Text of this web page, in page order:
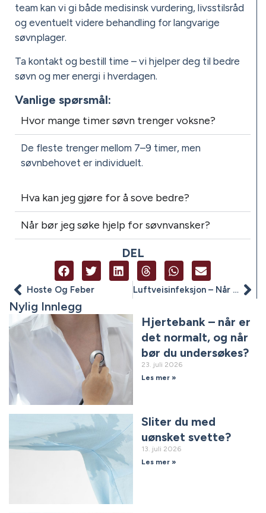
team kan vi gi både medisinsk vurdering, livsstilsråd
og eventuelt videre behandling for langvarige
søvnplager.
Ta kontakt og bestill time – vi hjelper deg til bedre
søvn og mer energi i hverdagen.
Vanlige spørsmål:
Hvor mange timer søvn trenger voksne?
De fleste trenger mellom 7–9 timer, men
søvnbehovet er individuelt.
Hva kan jeg gjøre for å sove bedre?
Når bør jeg søke hjelp for søvnvansker?
DEL
Hoste Og Feber Luftveisinfeksjon – Når Bør Du Kontakte Lege, Og Hva Kan Du Gjøre Selv?
Nylig Innlegg
Hjertebank – når er
det normalt, og når
bør du undersøkes?
23. juli 2026
Les mer »
Sliter du med
uønsket svette?
13. juli 2026
Les mer »